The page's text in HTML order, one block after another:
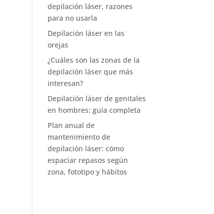
depilación láser, razones
para no usarla
Depilación láser en las
orejas
¿Cuáles son las zonas de la
depilación láser que más
interesan?
Depilación láser de genitales
en hombres: guía completa
Plan anual de
mantenimiento de
depilación láser: cómo
espaciar repasos según
zona, fototipo y hábitos